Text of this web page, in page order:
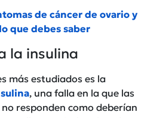
de cáncer de ovario y
que debes saber
la insulina
más estudiados es la
, una falla en la que las
responden como deberían